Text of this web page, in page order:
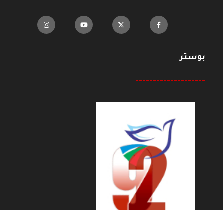
بوستر
--------------------